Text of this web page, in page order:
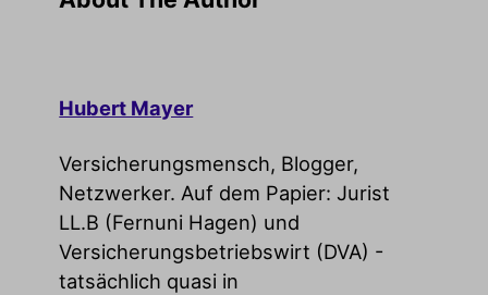
Hubert Mayer
Versicherungsmensch, Blogger,
Netzwerker. Auf dem Papier: Jurist
LL.B (Fernuni Hagen) und
Versicherungsbetriebswirt (DVA) -
tatsächlich quasi in